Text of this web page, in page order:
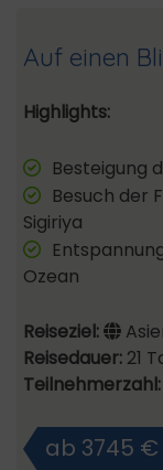
Auf einen
Highlights:
Besteigung
Besuch der
Sigiriya
Ozean
Reiseziel:
Reisedauer:21
Teilnehmerzahl:
ab 3745 €